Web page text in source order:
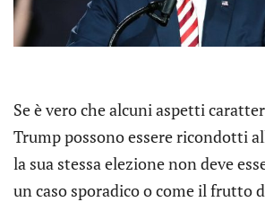
Se è vero che alcuni aspetti
Trump possono essere ricondotti
la sua stessa elezione non deve
un caso sporadico o come il frutto